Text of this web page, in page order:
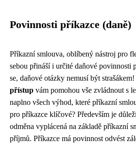
Povinnosti příkazce (daně)
Příkazní smlouva, oblíbený nástroj pro
sebou přináší i určité daňové povinnosti
se, daňové otázky nemusí být strašákem!
přístup vám pomohou vše zvládnout s
naplno všech výhod, které příkazní
pro příkazce klíčové? Především je
odměna vyplácená na základě příkazní
příjmů. Příkazce má povinnost odvést